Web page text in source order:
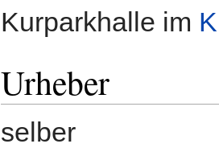
Kurparkhalle im
Urheber
selber